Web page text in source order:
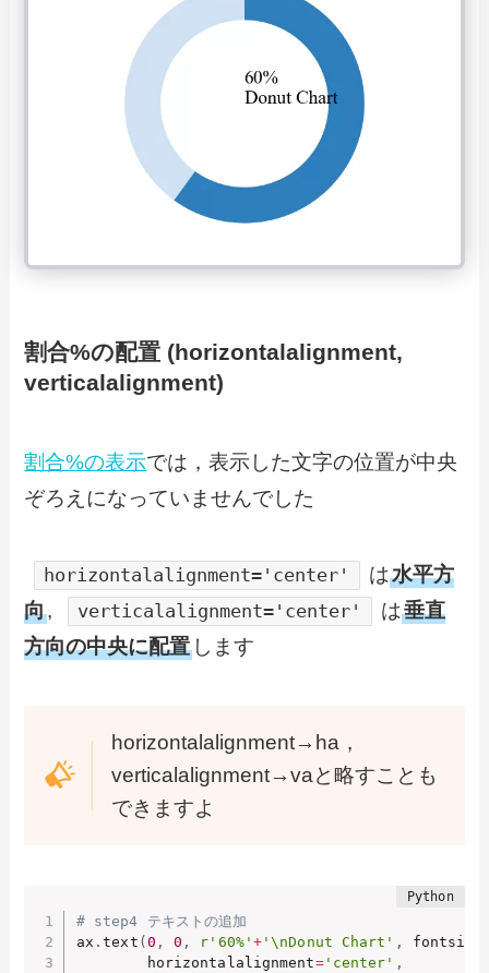
割合%の配置 (horizontalalignment,
verticalalignment)
割合%の表示では，表示した文字の位置が中央
ぞろえになっていませんでした
horizontalalignment='center' は水平方
向, verticalalignment='center' は垂直
方向の中央に配置 します
horizontalalignment→ha，
verticalalignment→vaと略すことも
できますよ
# step4 テキストの追加
ax .text ( 0 , 0 , r'60%' + '\nDonut Chart' , fontsize
        horizontalalignment
='center' ,